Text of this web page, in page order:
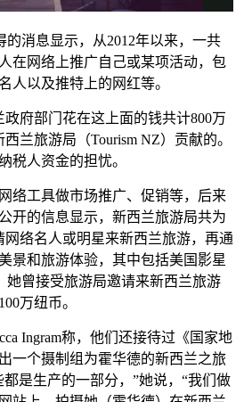
的消息显示，从2012年以来，一共
在网络上推广自己或某项活动，包
人以及推特上的网红等。
府部门花在这上面的钱共计800万
兰旅游局（Tourism NZ）贡献的。
税人资金的担忧。
络工具做市场推广、促销等，后来
开的信息显示，新西兰旅游局共为
网络名人或明星来新西兰旅游，再通
景和旅游体验，其中包括美国影星
她曾接受旅游局邀请来新西兰旅游
万纽币。
Ingram称，他们还接待过《国家地
一个摄制组为霍华德的新西兰之旅
是生产的一部分，”她说，“我们做